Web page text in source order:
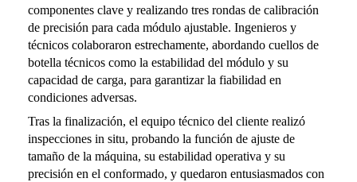
componentes clave y realizando tres rondas de calibración
de precisión para cada módulo ajustable. Ingenieros y
técnicos colaboraron estrechamente, abordando cuellos de
botella técnicos como la estabilidad del módulo y su
capacidad de carga, para garantizar la fiabilidad en
condiciones adversas.
Tras la finalización, el equipo técnico del cliente realizó
inspecciones in situ, probando la función de ajuste de
tamaño de la máquina, su estabilidad operativa y su
precisión en el conformado, y quedaron entusiasmados con